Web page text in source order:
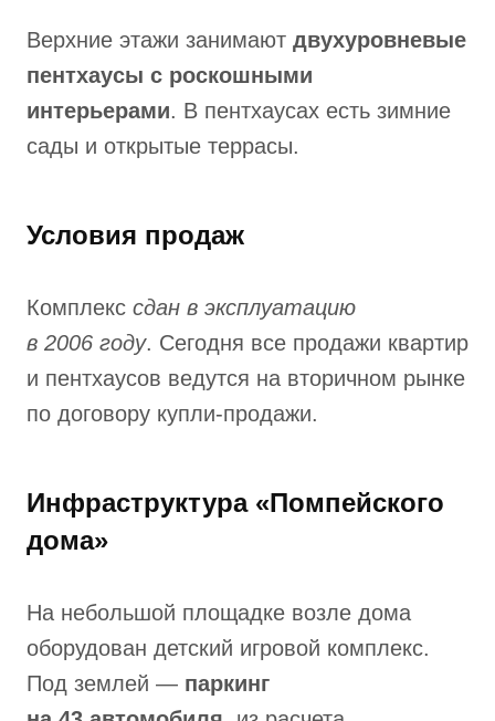
Верхние этажи занимают двухуровневые
пентхаусы с роскошными
интерьерами. В пентхаусах есть зимние
сады и открытые террасы.
Условия продаж
Комплекс сдан в эксплуатацию
в 2006 году. Сегодня все продажи квартир
и пентхаусов ведутся на вторичном рынке
по договору купли-продажи.
Инфраструктура «Помпейского
дома»
На небольшой площадке возле дома
оборудован детский игровой комплекс.
Под землей — паркинг